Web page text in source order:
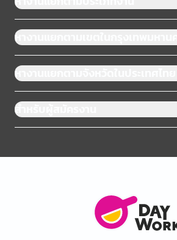
หางานแยกตามเขตในกรุงเทพมหานคร
หางานแยกตามจังหวัดในประเทศไทย
สำหรับผู้สมัครงาน